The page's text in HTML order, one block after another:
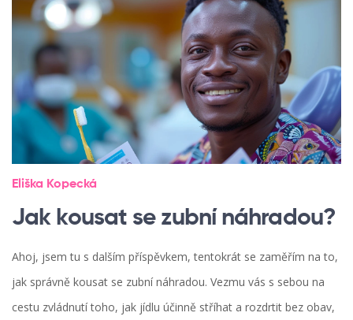
Eliška Kopecká
Jak kousat se zubní náhradou?
Ahoj, jsem tu s dalším příspěvkem, tentokrát se zaměřím na to,
jak správně kousat se zubní náhradou. Vezmu vás s sebou na
cestu zvládnutí toho, jak jídlu účinně stříhat a rozdrtit bez obav,